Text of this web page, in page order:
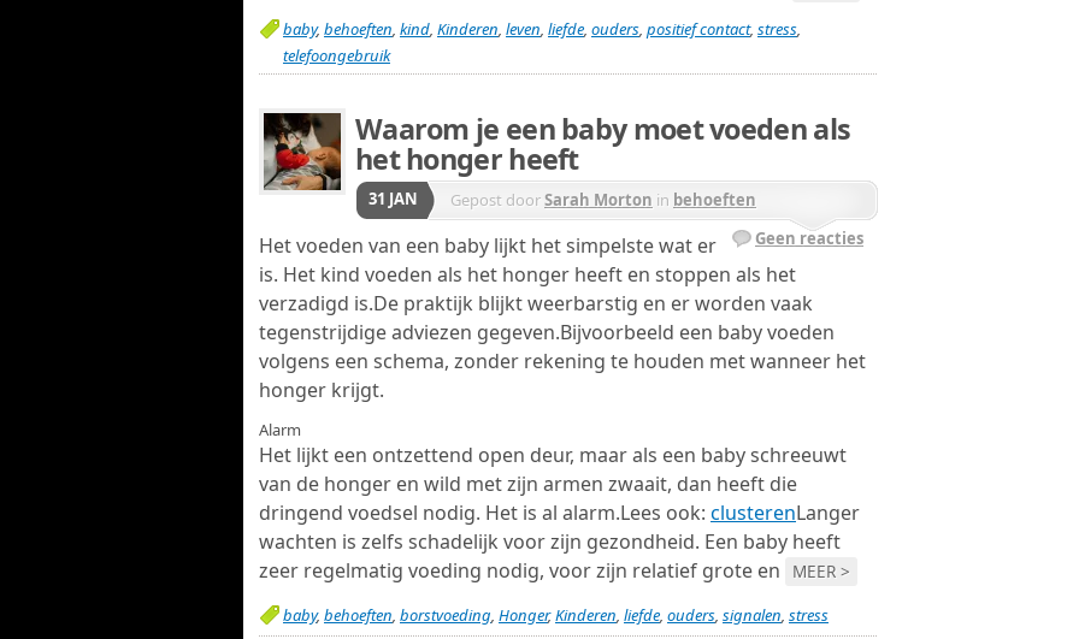
baby, behoeften kind Kinderen leven liefde ouders positief contact, stress
telefoongebruik
Waarom je een baby moet voeden als
het honger heeft
31 JAN Gepost doorSarah Morton in behoeften
Geen reacties
Het voeden van een baby lijkt het simpelste wat er
is. Het kind voeden als het honger heeft en stoppen als het
verzadigd is.De praktijk blijkt weerbarstig en er worden vaak
tegenstrijdige adviezen gegeven.Bijvoorbeeld een baby voeden
volgens een schema, zonder rekening te houden met wanneer het
honger krijgt.
Alarm
Het lijkt een ontzettend open deur, maar als een baby schreeuwt
van de honger en wild met zijn armen zwaait, dan heeft die
dringend voedsel nodig. Het is al alarm.Lees ook: clusterenLanger
wachten is zelfs schadelijk voor zijn gezondheid. Een baby heeft
zeer regelmatig voeding nodig, voor zijn relatief grote en
MEER >
baby, behoeften, borstvoeding, Honger,Kinderen, liefde, ouders, signalen, stress